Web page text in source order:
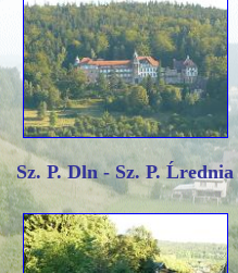
Sz. P. Dln - Sz. P. Ĺrednia